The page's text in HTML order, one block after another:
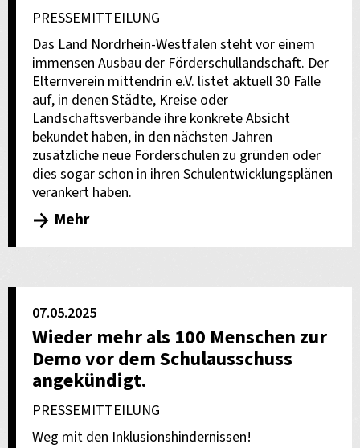
PRESSEMITTEILUNG
Das Land Nordrhein-Westfalen steht vor einem
immensen Ausbau der Förderschullandschaft. Der
Elternverein mittendrin e.V. listet aktuell 30 Fälle
auf, in denen Städte, Kreise oder
Landschaftsverbände ihre konkrete Absicht
bekundet haben, in den nächsten Jahren
zusätzliche neue Förderschulen zu gründen oder
dies sogar schon in ihren Schulentwicklungsplänen
verankert haben.
Mehr
07.05.2025
Wieder mehr als 100 Menschen zur
Demo vor dem Schulausschuss
angekündigt.
PRESSEMITTEILUNG
Weg mit den Inklusionshindernissen!